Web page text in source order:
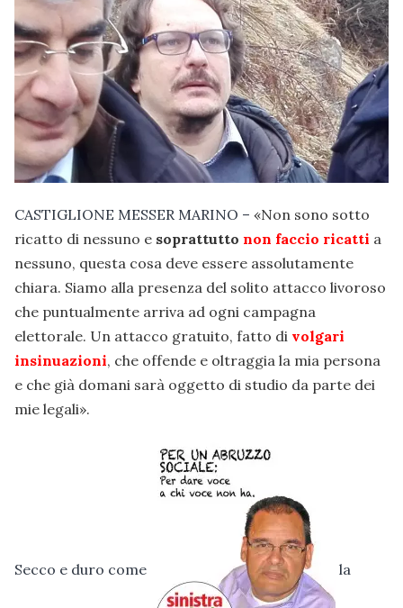
CASTIGLIONE MESSER MARINO – «Non sono sotto
ricatto di nessuno e soprattutto non faccio ricatti a
nessuno, questa cosa deve essere assolutamente
chiara. Siamo alla presenza del solito attacco livoroso
che puntualmente arriva ad ogni campagna
elettorale. Un attacco gratuito, fatto di volgari
insinuazioni, che offende e oltraggia la mia persona
e che già domani sarà oggetto di studio da parte dei
mie legali».
Secco e duro come la